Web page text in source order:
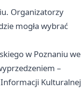
Organizatorzy
mogła wybrać
w Poznaniu we
–
Kulturalnej